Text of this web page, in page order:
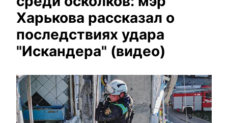
Харькова рассказал о
последствиях удара
"Искандера" (видео)